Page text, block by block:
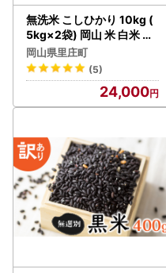
無洗米 こしひかり 10kg (
5kg×2袋) 岡山 米 白米 お
米
岡山県里庄町
(5)
24,000